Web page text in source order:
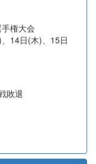
権大会
14日(木)、15日
敗退